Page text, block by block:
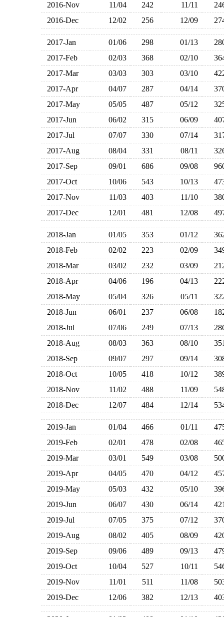
2016-Nov
11/04 242 11/11
2016-Dec
12/02 256 12/09
2017-Jan 01/06 298 01/13
2017-Feb
02/03 368 02/10
2017-Mar
03/03 303 03/10
2017-Apr
04/07 287 04/14
2017-May
05/05 487 05/12
2017-Jun
06/02 315 06/09
2017-Jul
07/07 330 07/14
2017-Aug
08/04 331 08/11
2017-Sep
09/01 686 09/08
2017-Oct
10/06 543 10/13
2017-Nov
11/03 403 11/10
2017-Dec
12/01 481 12/08
2018-Jan 01/05 353 01/12
2018-Feb
02/02 223 02/09
2018-Mar
03/02 232 03/09
2018-Apr
04/06 196 04/13
2018-May
05/04 326 05/11
2018-Jun
06/01 237 06/08
2018-Jul
07/06 249 07/13
2018-Aug
08/03 363 08/10
2018-Sep
09/07 297 09/14
2018-Oct
10/05 418 10/12
2018-Nov
11/02 488 11/09
2018-Dec
12/07 484 12/14
2019-Jan 01/04 466 01/11
2019-Feb
02/01 478 02/08
2019-Mar
03/01 549 03/08
2019-Apr
04/05 470 04/12
2019-May
05/03 432 05/10
2019-Jun
06/07 430 06/14
2019-Jul
07/05 375 07/12
2019-Aug
08/02 405 08/09
2019-Sep
09/06 489 09/13
2019-Oct
10/04 527 10/11
2019-Nov
11/01 511 11/08
2019-Dec
12/06 382 12/13